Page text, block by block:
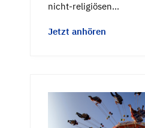
nicht-religiösen…
Jetzt anhören